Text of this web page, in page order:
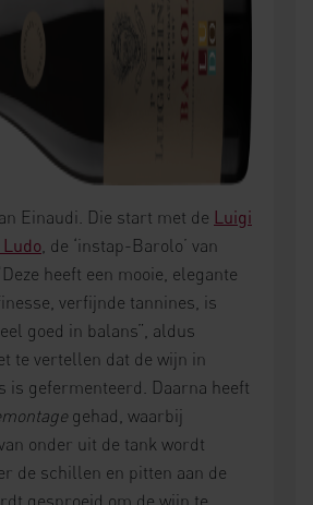
Einaudi. Die start met de Luigi
, de ‘instap-Barolo’ van
heeft een mooie, elegante
verfijnde tannines, is
goed in balans”, aldus
te vertellen dat de wijn in
is gefermenteerd. Daarna heeft
gehad, waarbij
onder uit de tank wordt
de schillen en pitten aan de
gesproeid om de wijn te